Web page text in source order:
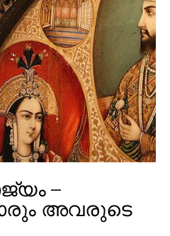
–
അവരുടെ